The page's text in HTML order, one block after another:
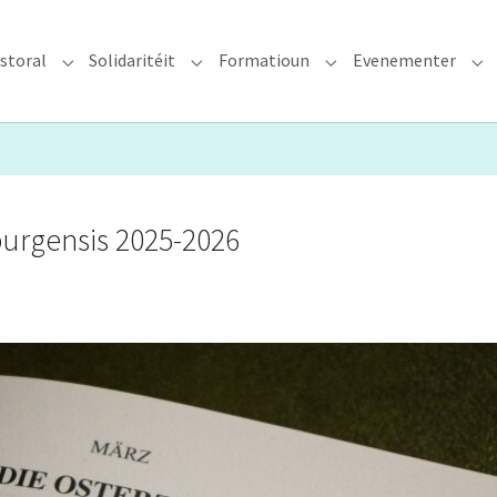
Submenu for "Glawen & Pastoral"
Solidaritéit Submenu for "Solidaritéit"
Formatioun Submenu for
Evenementer
2025-2026